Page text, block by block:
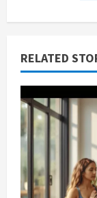
a
t
i
o
n
RELATED